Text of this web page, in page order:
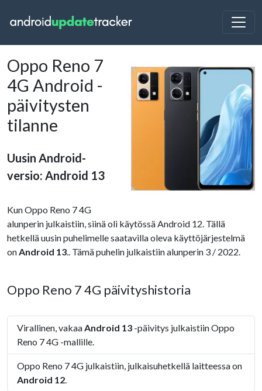
Oppo Reno 7
4G Android -
päivitysten
tilanne
Uusin Android-
versio: Android 13
Kun Oppo Reno 7 4G
alunperin julkaistiin, siinä oli käytössä Android 12. Tällä
hetkellä uusin puhelimelle saatavilla oleva käyttöjärjestelmä
onAndroid 13.. Tämä puhelin julkaistiin alunperin 3 / 2022.
Oppo Reno 7 4G päivityshistoria
Virallinen, vakaaAndroid 13 -päivitys julkaistiin Oppo
Reno 7 4G -mallille.
Oppo Reno 7 4G julkaistiin, julkaisuhetkellä laitteessa on
Android 12.